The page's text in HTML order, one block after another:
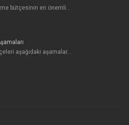
bütçesinin en önemli...
aşağıdaki aşamalar...